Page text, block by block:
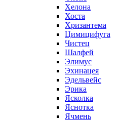
Хелона
Хоста
Хризантема
Цимицифуга
Чистец
Шалфей
Элимус
Эхинацея
Эдельвейс
Эрика
Ясколка
Яснотка
Ячмень